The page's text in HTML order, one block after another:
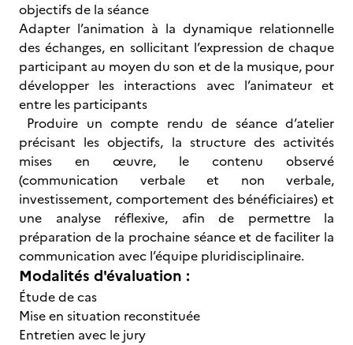
objectifs de la séance
Adapter l’animation à la dynamique relationnelle
des échanges, en sollicitant l’expression de chaque
participant au moyen du son et de la musique, pour
développer les interactions avec l’animateur et
entre les participants
Produire un compte rendu de séance d’atelier
précisant les objectifs, la structure des activités
mises en œuvre, le contenu observé
(communication verbale et non verbale,
investissement, comportement des bénéficiaires) et
une analyse réflexive, afin de permettre la
préparation de la prochaine séance et de faciliter la
communication avec l’équipe pluridisciplinaire.
Modalités d'évaluation :
Étude de cas
Mise en situation reconstituée
Entretien avec le jury